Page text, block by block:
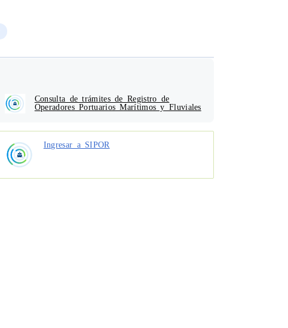
Consulta de trámites de Registro de
Operadores Portuarios Marítimos y Fluviales
Ingresar a SIPOR